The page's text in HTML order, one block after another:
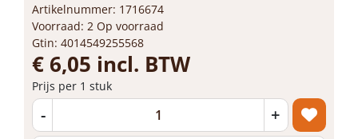
Artikelnummer: 1716674
Voorraad: 2 Op voorraad
Gtin: 4014549255568
€ 6,05 incl. BTW
Prijs per 1 stuk
- +